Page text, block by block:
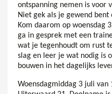
ontspanning nemen is voor
Niet gek als je gewend
Kom daarom op woensdag
ga in gesprek met een
wat je tegenhoudt om rust
slag en leer je wat nodig is
bouwen in het dagelijks
Woensdagmiddag 3 juli